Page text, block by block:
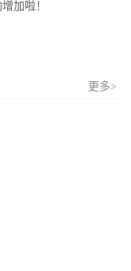
加啦！
更多>